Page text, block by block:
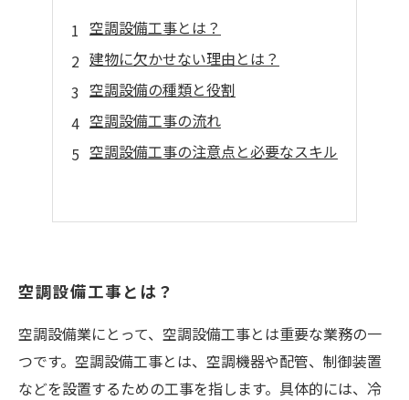
空調設備工事とは？
建物に欠かせない理由とは？
空調設備の種類と役割
空調設備工事の流れ
空調設備工事の注意点と必要なスキル
空調設備工事とは？
空調設備業にとって、空調設備工事とは重要な業務の一
つです。空調設備工事とは、空調機器や配管、制御装置
などを設置するための工事を指します。具体的には、冷